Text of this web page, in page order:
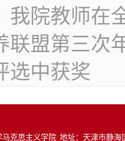
我院教师在
联盟第三次
选中获奖
马克思主义学院 地址：天津市静